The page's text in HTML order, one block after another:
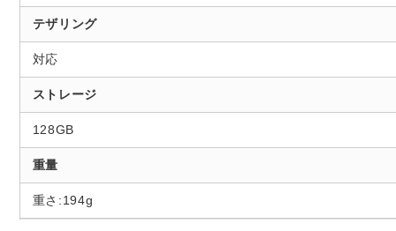
テザリング
対応
ストレージ
128GB
重量
重さ:194g